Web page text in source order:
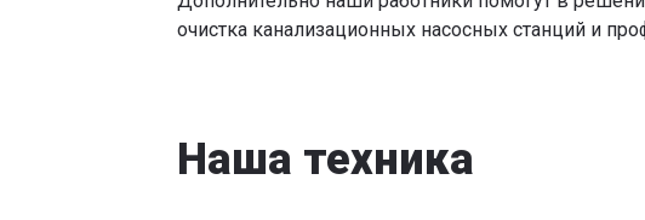
очистка канализационных насосных станций и
Наша техника